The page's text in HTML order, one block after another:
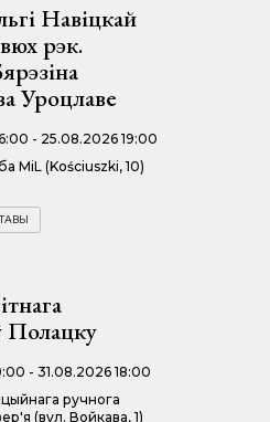
Навіцкай
рэк.
Уроцлаве
- 25.08.2026 19:00
MiL (Kościuszki, 10)
Полацку
- 31.08.2026 18:00
ручнога
(вул. Войкава, 1)